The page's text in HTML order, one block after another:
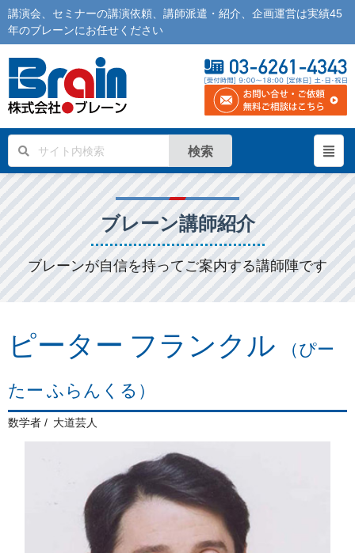
講演会 セミナーの講演依頼 講師派遣 ・紹介、企画運営は実績45
年のブレーンにお任せください
検索
ブレーン講師紹介
ブレーンが自信を持ってご案内する講師陣です
ピーター フランクル
（ぴー
たー ふらんくる）
数学者 大道芸人